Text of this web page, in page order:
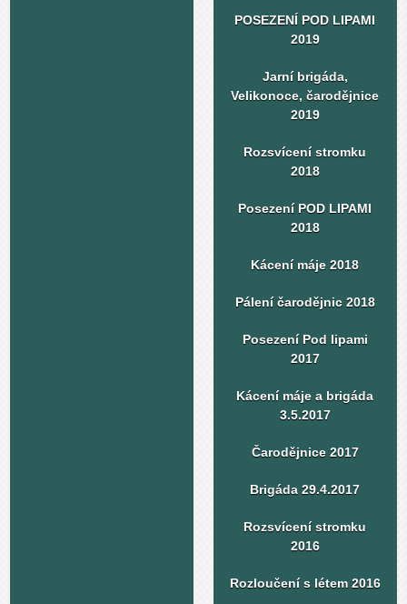
POSEZENÍ POD LIPAMI
2019
Jarní brigáda,
Velikonoce, čarodějnice
2019
Rozsvícení stromku
2018
Posezení POD LIPAMI
2018
Kácení máje 2018
Pálení čarodějnic 2018
Posezení Pod lipami
2017
Kácení máje a brigáda
3.5.2017
Čarodějnice 2017
Brigáda 29.4.2017
Rozsvícení stromku
2016
Rozloučení s létem 2016